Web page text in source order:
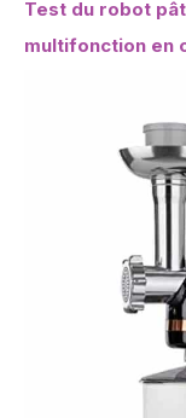
Test du robot
multifonction en